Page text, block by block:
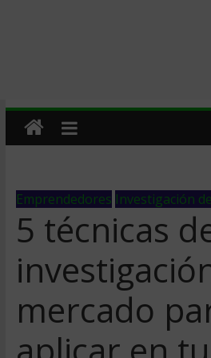
Emprendedores Investigación
5 técnicas
mercado